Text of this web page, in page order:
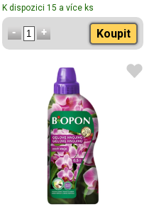
K dispozici 15 a více ks
Koupit